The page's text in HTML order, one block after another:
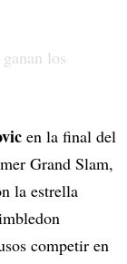
en la final del
Grand Slam,
la estrella
competir en